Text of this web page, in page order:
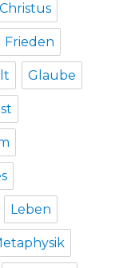
Christus
Frieden
Glaube
Leben